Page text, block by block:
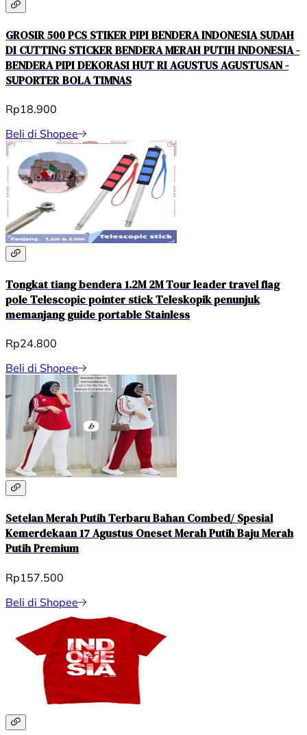
GROSIR 500 PCS STIKER PIPI BENDERA INDONESIA SUDAH
DI CUTTING STICKER BENDERA MERAH PUTIH INDONESIA -
BENDERA PIPI DEKORASI HUT RI AGUSTUS AGUSTUSAN -
SUPORTER BOLA TIMNAS
Rp18.900
Beli di Shopee
Tongkat tiang bendera 1.2M 2M Tour leader travel flag
pole Telescopic pointer stick Teleskopik penunjuk
memanjang guide portable Stainless
Rp24.800
Beli di Shopee
Setelan Merah Putih Terbaru Bahan Combed/ Spesial
Kemerdekaan 17 Agustus Oneset Merah Putih Baju Merah
Putih Premium
Rp157.500
Beli di Shopee